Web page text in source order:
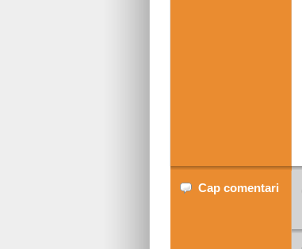
Cap comentari